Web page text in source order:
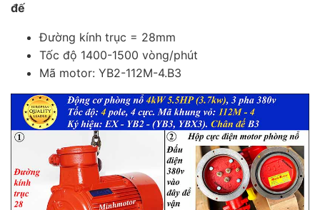
đế
Đường kính trục = 28mm
Tốc độ 1400-1500 vòng/phút
Mã motor: YB2-112M-4.B3